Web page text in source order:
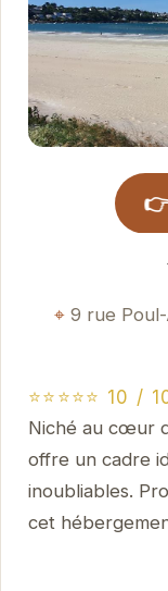
9 rue
⭐⭐⭐⭐⭐ 10
Niché au cœur
offre un cadre
inoubliables.
cet